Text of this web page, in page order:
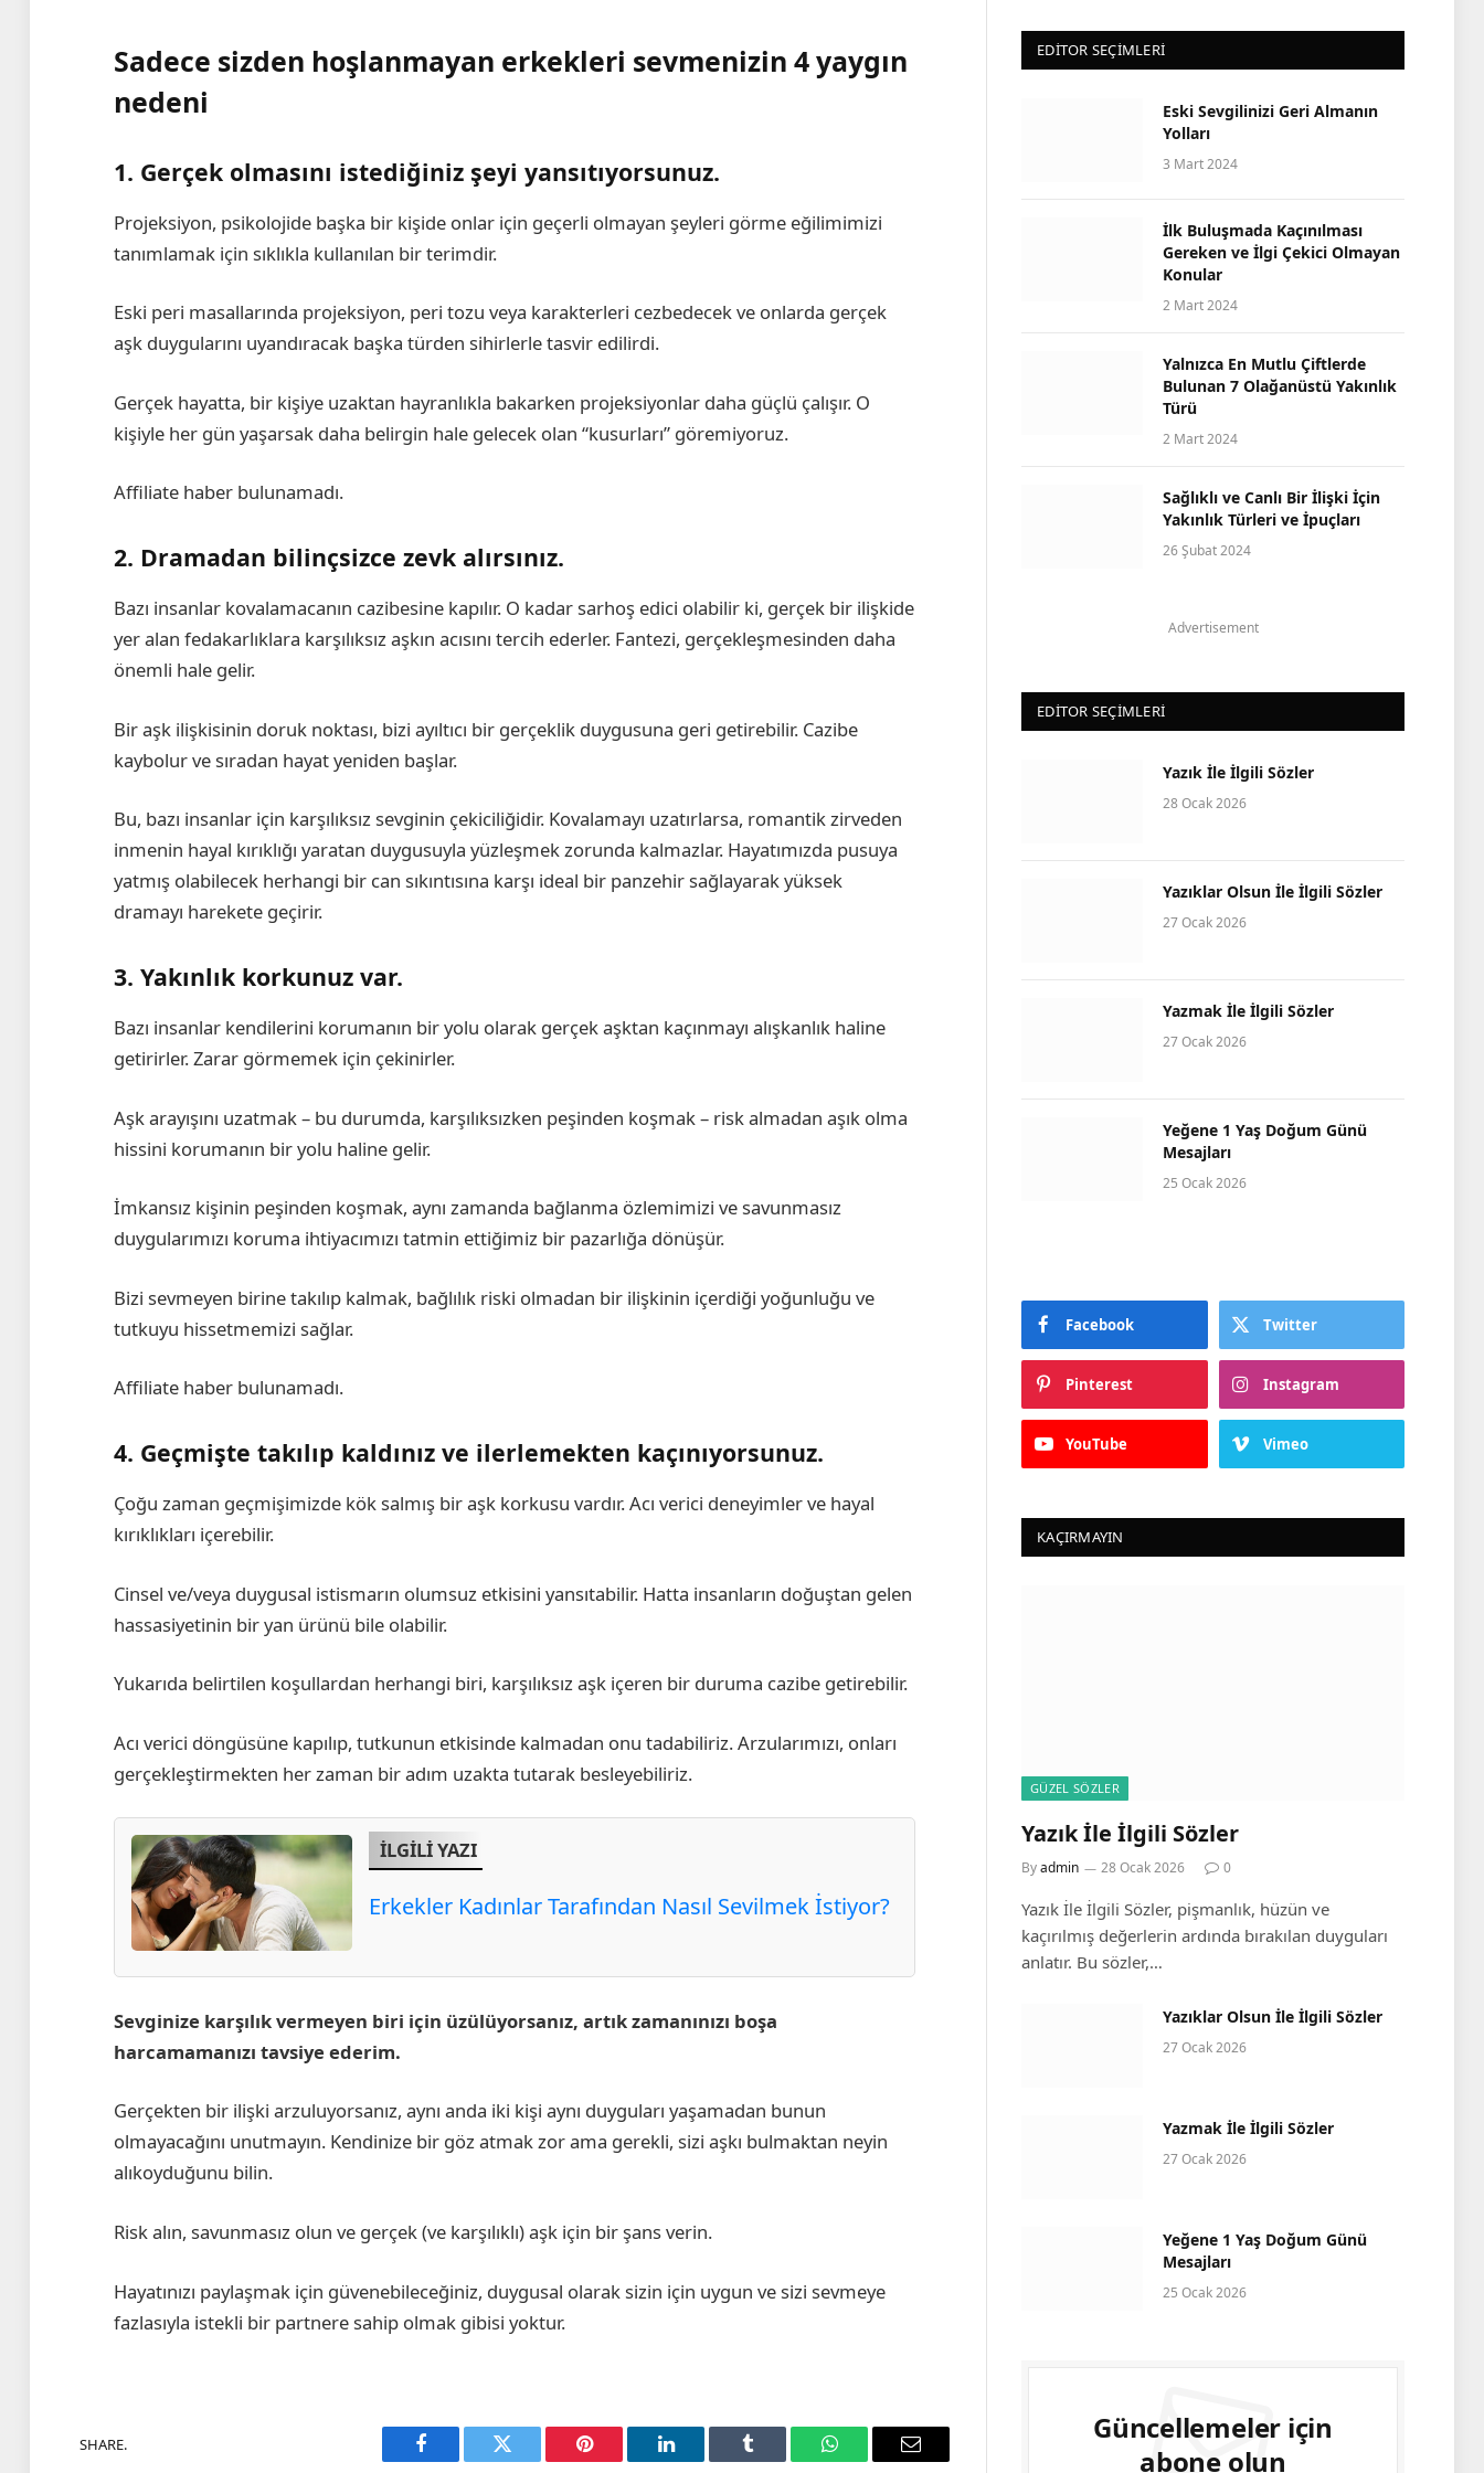
Sadece sizden hoşlanmayan erkekleri sevmenizin 4 yaygın
nedeni
1. Gerçek olmasını istediğiniz şeyi yansıtıyorsunuz.
Projeksiyon, psikolojide başka bir kişide onlar için geçerli olmayan şeyleri görme eğilimimizi
tanımlamak için sıklıkla kullanılan bir terimdir.
Eski peri masallarında projeksiyon, peri tozu veya karakterleri cezbedecek ve onlarda gerçek
aşk duygularını uyandıracak başka türden sihirlerle tasvir edilirdi.
Gerçek hayatta, bir kişiye uzaktan hayranlıkla bakarken projeksiyonlar daha güçlü çalışır. O
kişiyle her gün yaşarsak daha belirgin hale gelecek olan “kusurları” göremiyoruz.
Affiliate haber bulunamadı.
2. Dramadan bilinçsizce zevk alırsınız.
Bazı insanlar kovalamacanın cazibesine kapılır. O kadar sarhoş edici olabilir ki, gerçek bir ilişkide
yer alan fedakarlıklara karşılıksız aşkın acısını tercih ederler. Fantezi, gerçekleşmesinden daha
önemli hale gelir.
Bir aşk ilişkisinin doruk noktası, bizi ayıltıcı bir gerçeklik duygusuna geri getirebilir. Cazibe
kaybolur ve sıradan hayat yeniden başlar.
Bu, bazı insanlar için karşılıksız sevginin çekiciliğidir. Kovalamayı uzatırlarsa, romantik zirveden
inmenin hayal kırıklığı yaratan duygusuyla yüzleşmek zorunda kalmazlar. Hayatımızda pusuya
yatmış olabilecek herhangi bir can sıkıntısına karşı ideal bir panzehir sağlayarak yüksek
dramayı harekete geçirir.
3. Yakınlık korkunuz var.
Bazı insanlar kendilerini korumanın bir yolu olarak gerçek aşktan kaçınmayı alışkanlık haline
getirirler. Zarar görmemek için çekinirler.
Aşk arayışını uzatmak – bu durumda, karşılıksızken peşinden koşmak – risk almadan aşık olma
hissini korumanın bir yolu haline gelir.
İmkansız kişinin peşinden koşmak, aynı zamanda bağlanma özlemimizi ve savunmasız
duygularımızı koruma ihtiyacımızı tatmin ettiğimiz bir pazarlığa dönüşür.
Bizi sevmeyen birine takılıp kalmak, bağlılık riski olmadan bir ilişkinin içerdiği yoğunluğu ve
tutkuyu hissetmemizi sağlar.
Affiliate haber bulunamadı.
4. Geçmişte takılıp kaldınız ve ilerlemekten kaçınıyorsunuz.
Çoğu zaman geçmişimizde kök salmış bir aşk korkusu vardır. Acı verici deneyimler ve hayal
kırıklıkları içerebilir.
Cinsel ve/veya duygusal istismarın olumsuz etkisini yansıtabilir. Hatta insanların doğuştan gelen
hassasiyetinin bir yan ürünü bile olabilir.
Yukarıda belirtilen koşullardan herhangi biri, karşılıksız aşk içeren bir duruma cazibe getirebilir.
Acı verici döngüsüne kapılıp, tutkunun etkisinde kalmadan onu tadabiliriz. Arzularımızı, onları
gerçekleştirmekten her zaman bir adım uzakta tutarak besleyebiliriz.
İLGİLİ YAZI
Erkekler Kadınlar Tarafından Nasıl Sevilmek İstiyor?
Sevginize karşılık vermeyen biri için üzülüyorsanız, artık zamanınızı boşa
harcamamanızı tavsiye ederim.
Gerçekten bir ilişki arzuluyorsanız, aynı anda iki kişi aynı duyguları yaşamadan bunun
olmayacağını unutmayın. Kendinize bir göz atmak zor ama gerekli, sizi aşkı bulmaktan neyin
alıkoyduğunu bilin.
Risk alın, savunmasız olun ve gerçek (ve karşılıklı) aşk için bir şans verin.
Hayatınızı paylaşmak için güvenebileceğiniz, duygusal olarak sizin için uygun ve sizi sevmeye
fazlasıyla istekli bir partnere sahip olmak gibisi yoktur.
SHARE.
Facebook Twitter Pinterest LinkedIn Tumblr WhatsAppEmail
EDITOR SEÇIMLERI
Eski Sevgilinizi Geri Almanın
Yolları
3 Mart 2024
İlk Buluşmada Kaçınılması
Gereken ve İlgi Çekici Olmayan
Konular
2 Mart 2024
Yalnızca En Mutlu Çiftlerde
Bulunan 7 Olağanüstü Yakınlık
Türü
2 Mart 2024
Sağlıklı ve Canlı Bir İlişki İçin
Yakınlık Türleri ve İpuçları
26 Şubat 2024
Advertisement
EDITOR SEÇIMLERI
Yazık İle İlgili Sözler
28 Ocak 2026
Yazıklar Olsun İle İlgili Sözler
27 Ocak 2026
Yazmak İle İlgili Sözler
27 Ocak 2026
Yeğene 1 Yaş Doğum Günü
Mesajları
25 Ocak 2026
Facebook Twitter
Pinterest Instagram
YouTube Vimeo
KAÇIRMAYIN
GÜZEL SÖZLER
Yazık İle İlgili Sözler
Byadmin 28 Ocak 2026 0
Yazık İle İlgili Sözler, pişmanlık, hüzün ve
kaçırılmış değerlerin ardında bırakılan duyguları
anlatır. Bu sözler,…
Yazıklar Olsun İle İlgili Sözler
27 Ocak 2026
Yazmak İle İlgili Sözler
27 Ocak 2026
Yeğene 1 Yaş Doğum Günü
Mesajları
25 Ocak 2026
Güncellemeler için
abone olun